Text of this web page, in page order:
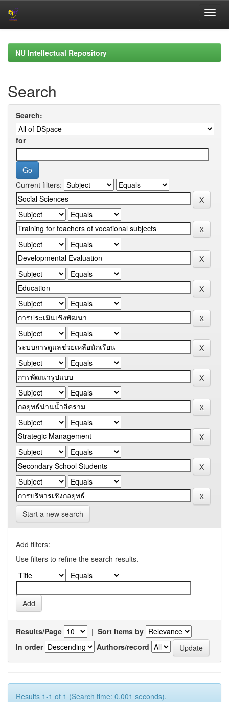
navigationNU Intellectual Repository
Search
Search:
for
Current filters:
Start a new search
Add filters:
Use filters to refine the search results.
Results/Page | Sort items by
In order
Authors/record
Results 1-1 of 1 (Search time: 0.001 seconds).